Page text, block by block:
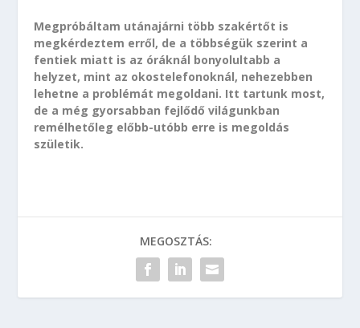
Megpróbáltam utánajárni több szakértőt is
megkérdeztem erről, de a többségük szerint a
fentiek miatt is az óráknál bonyolultabb a
helyzet, mint az okostelefonoknál, nehezebben
lehetne a problémát megoldani. Itt tartunk most,
de a még gyorsabban fejlődő világunkban
remélhetőleg előbb-utóbb erre is megoldás
születik.
MEGOSZTÁS: